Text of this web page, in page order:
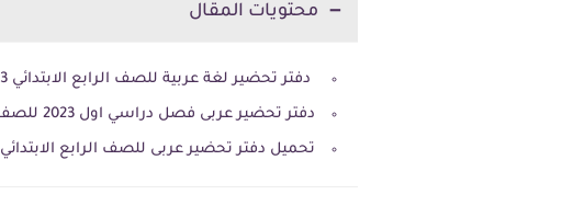
محتويات المقال
دفتر تحضير لغة عربية للصف الرابع الابتدائي 2023
دفتر تحضير عربى فصل دراسي اول 2023 للصف الربع الابتدائي
تحميل دفتر تحضير عربى للصف الرابع الابتدائي 2023 من هنا